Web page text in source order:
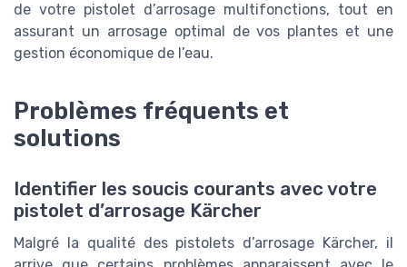
de votre pistolet d’arrosage multifonctions, tout en
assurant un arrosage optimal de vos plantes et une
gestion économique de l’eau.
Problèmes fréquents et
solutions
Identifier les soucis courants avec votre
pistolet d’arrosage Kärcher
Malgré la qualité des pistolets d’arrosage Kärcher, il